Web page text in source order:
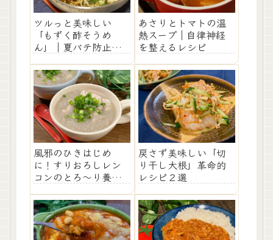
ツルっと美味しい
「もずく酢そうめ
ん」｜夏バテ防止レ
あさりとトマトの温
熱スープ｜自律神経
を整えるレシピ
風邪のひきはじめ
に！すりおろしレン
コンのとろ～り養生
戻さず美味しい「切
り干し大根」革命的
レシピ２選